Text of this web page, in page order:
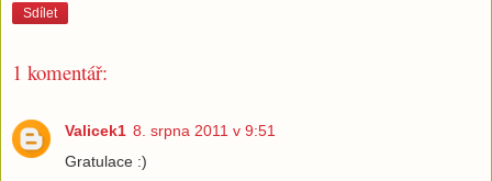
Sdílet
1 komentář:
Valicek1 8. srpna 2011 v 9:51
Gratulace :)